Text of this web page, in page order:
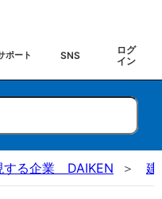
ポート SNS
ログ
イン
する企業 DAIKEN 建